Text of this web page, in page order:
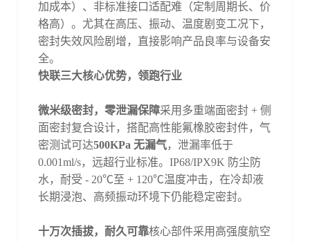
加成本）、非标准接口适配难（定制周期长、价
格高）。尤其在高压、振动、温度剧变工况下，
密封失效风险剧增，直接影响产品良率与设备安
全。
快联三大核心优势，领跑行业
微米级密封，零泄漏保障采用多重端面密封 + 侧
面密封复合设计，搭配高性能氟橡胶密封件，气
密测试可达500KPa 无漏气，泄漏率低于
0.001ml/s，远超行业标准。IP68/IPX9K 防尘防
水，耐受 - 20℃至 + 120℃温度冲击，在冷却液
长期浸泡、高频振动环境下仍能稳定密封。
十万次插拔，耐久可靠核心部件采用高强度航空